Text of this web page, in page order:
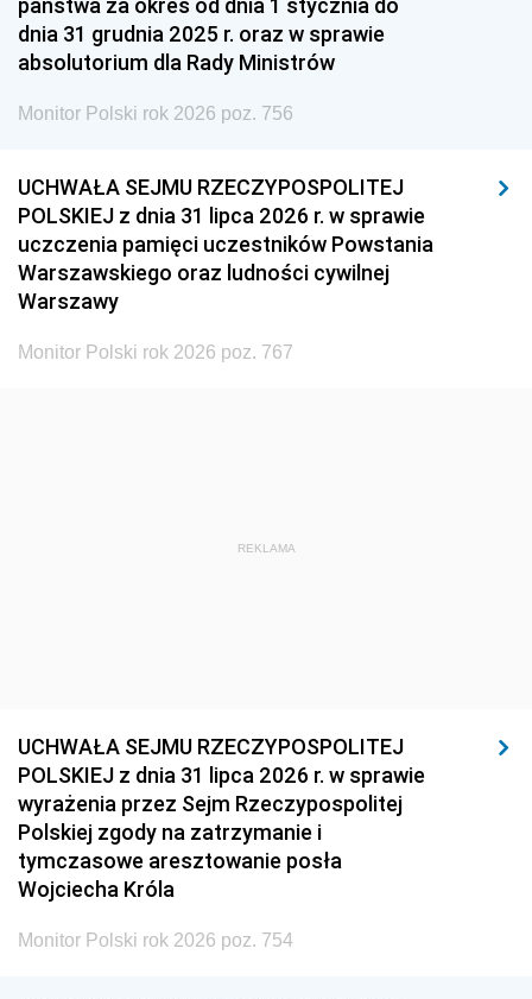
1948 1947 1946
1939 1938
dnia 31 grudnia 2025 r. oraz w sprawie
absolutorium dla Rady Ministrów
Monitor Polski rok 2026 poz. 756
UCHWAŁA SEJMU RZECZYPOSPOLITEJ
POLSKIEJ z dnia 31 lipca 2026 r. w sprawie
uczczenia pamięci uczestników Powstania
Warszawskiego oraz ludności cywilnej
Warszawy
Monitor Polski rok 2026 poz. 767
REKLAMA
UCHWAŁA SEJMU RZECZYPOSPOLITEJ
POLSKIEJ z dnia 31 lipca 2026 r. w sprawie
wyrażenia przez Sejm Rzeczypospolitej
Polskiej zgody na zatrzymanie i
tymczasowe aresztowanie posła
Wojciecha Króla
Monitor Polski rok 2026 poz. 754